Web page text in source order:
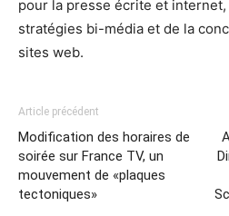
pour la presse écrite et
stratégies bi-média et de la
sites web.
Article précédent
Modification des horaires de
soirée sur France TV, un
mouvement de «plaques
tectoniques»